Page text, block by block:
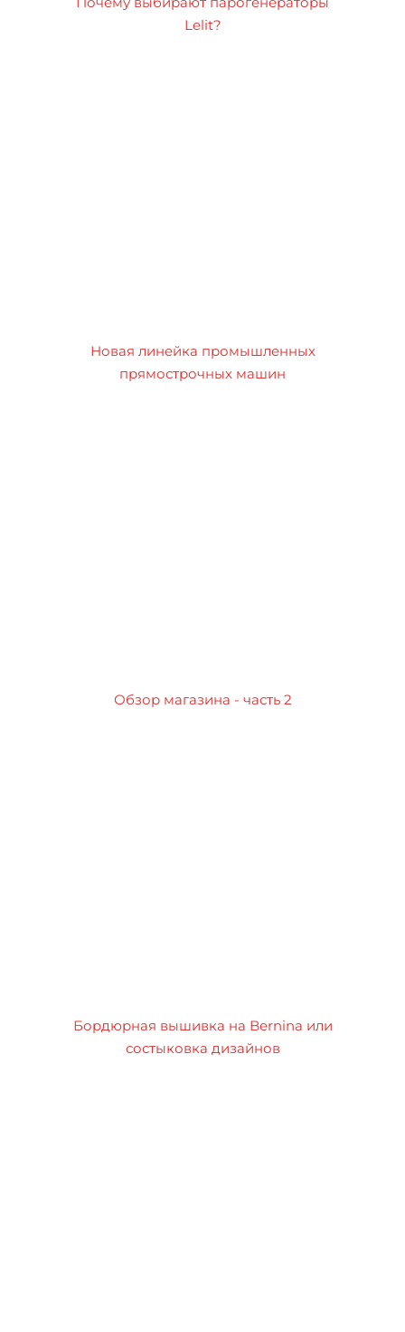
Lelit?
Новая линейка промышленных
прямострочных машин
Обзор магазина - часть 2
Бордюрная вышивка на Bernina или
состыковка дизайнов